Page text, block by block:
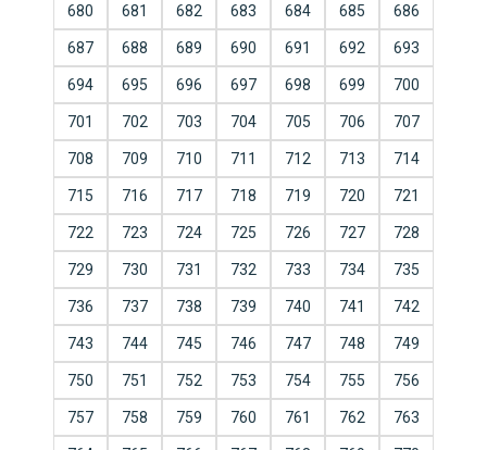
680 681 682 683 684 685 686
687 688 689 690 691 692 693
694 695 696 697 698 699 700
701 702 703 704 705 706 707
708 709 710 711 712 713 714
715 716 717 718 719 720 721
722 723 724 725 726 727 728
729 730 731 732 733 734 735
736 737 738 739 740 741 742
743 744 745 746 747 748 749
750 751 752 753 754 755 756
757 758 759 760 761 762 763